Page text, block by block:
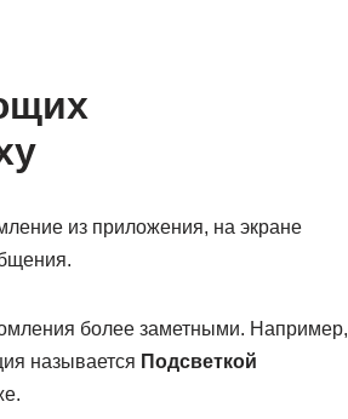
из приложения, на экране
более заметными. Например,
называется Подсветкой